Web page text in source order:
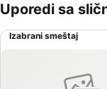
Uporedi sa
Izabrani smeštaj